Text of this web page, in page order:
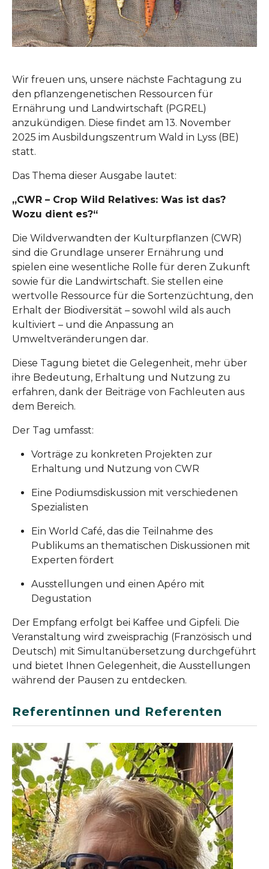
Wir freuen uns, unsere nächste Fachtagung zu
den pflanzengenetischen Ressourcen für
Ernährung und Landwirtschaft (PGREL)
anzukündigen. Diese findet am 13. November
2025 im Ausbildungszentrum Wald in Lyss (BE)
statt.
Das Thema dieser Ausgabe lautet:
„CWR – Crop Wild Relatives: Was ist das?
Wozu dient es?“
Die Wildverwandten der Kulturpflanzen (CWR)
sind die Grundlage unserer Ernährung und
spielen eine wesentliche Rolle für deren Zukunft
sowie für die Landwirtschaft. Sie stellen eine
wertvolle Ressource für die Sortenzüchtung, den
Erhalt der Biodiversität – sowohl wild als auch
kultiviert – und die Anpassung an
Umweltveränderungen dar.
Diese Tagung bietet die Gelegenheit, mehr über
ihre Bedeutung, Erhaltung und Nutzung zu
erfahren, dank der Beiträge von Fachleuten aus
dem Bereich.
Der Tag umfasst:
Vorträge zu konkreten Projekten zur
Erhaltung und Nutzung von CWR
Eine Podiumsdiskussion mit verschiedenen
Spezialisten
Ein World Café, das die Teilnahme des
Publikums an thematischen Diskussionen mit
Experten fördert
Ausstellungen und einen Apéro mit
Degustation
Der Empfang erfolgt bei Kaffee und Gipfeli. Die
Veranstaltung wird zweisprachig (Französisch und
Deutsch) mit Simultanübersetzung durchgeführt
und bietet Ihnen Gelegenheit, die Ausstellungen
während der Pausen zu entdecken.
Referentinnen und Referenten